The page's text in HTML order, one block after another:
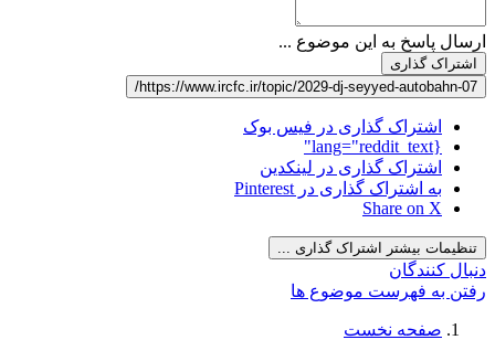
ارسال پاسخ به این موضوع ...
اشتراک گذاری
https://www.ircfc.ir/topic/2029-dj-seyyed-autobahn-07/
اشتراک گذاری در فیس بوک
{lang="reddit_text"
اشتراک گذاری در لینکدین
به اشتراک گذاری در Pinterest
Share on X
تنظیمات بیشتر اشتراک گذاری ...
دنبال کنندگان
رفتن به فهرست موضوع ها
صفحه نخست